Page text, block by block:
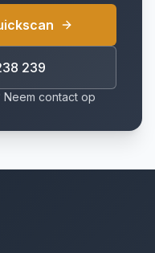
239
contact op